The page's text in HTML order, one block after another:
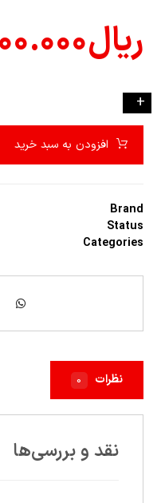
ریال
+
افزودن به سبد خرید
Brand
Status
Categories
نظرات ۰
نقد و بررسی‌ها